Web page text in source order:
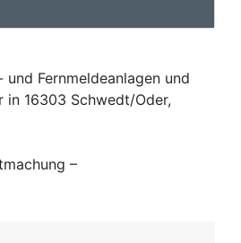
Fernmeldeanlagen und
in 16303 Schwedt/Oder,
–